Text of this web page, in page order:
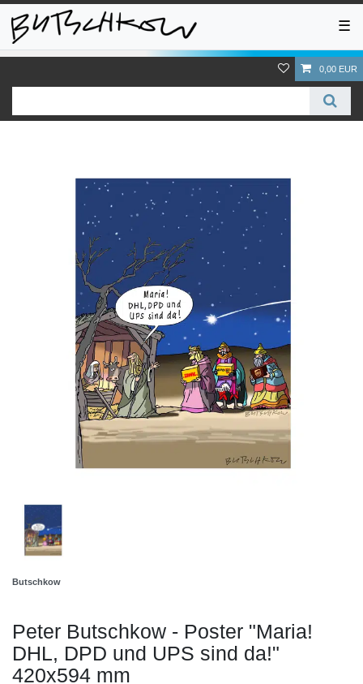
☰
0,00 EUR
Butschkow
Peter Butschkow - Poster "Maria!
DHL, DPD und UPS sind da!"
420x594 mm